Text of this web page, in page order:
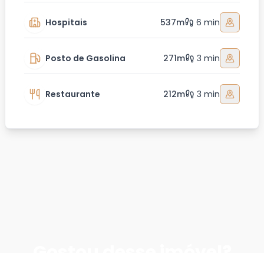
Hospitais 537m 6 min
Posto de Gasolina 271m 3 min
Restaurante 212m 3 min